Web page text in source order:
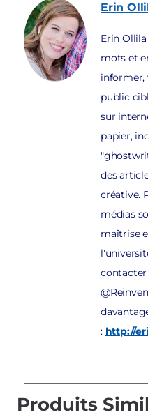
Erin
Erin
mots et
informer,
public
sur
papier,
des
créative.
médias
maîtrise
: http://
Produits